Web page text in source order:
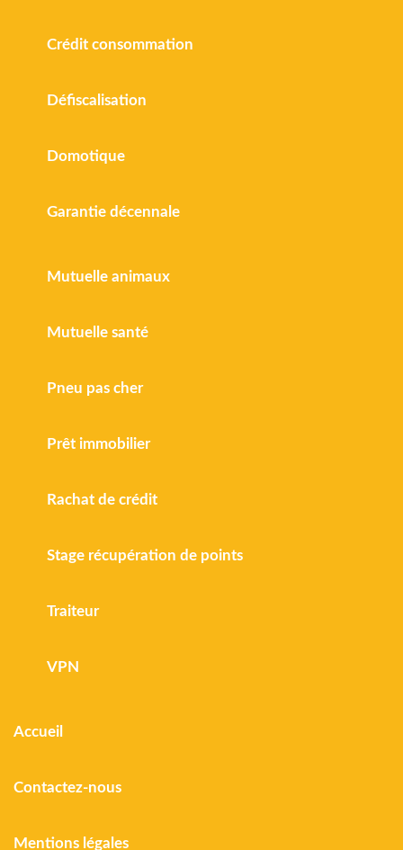
Crédit consommation
Défiscalisation
Domotique
Garantie décennale
Mutuelle animaux
Mutuelle santé
Pneu pas cher
Prêt immobilier
Rachat de crédit
Stage récupération de points
Traiteur
VPN
Accueil
Contactez-nous
Mentions légales